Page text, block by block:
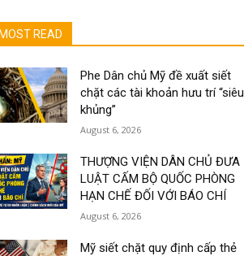
MOST READ
Phe Dân chủ Mỹ đề xuất siết
chặt các tài khoản hưu trí “siêu
khủng”
August 6, 2026
THƯỢNG VIỆN DÂN CHỦ ĐƯA
LUẬT CẤM BỘ QUỐC PHÒNG
HẠN CHẾ ĐỐI VỚI BÁO CHÍ
August 6, 2026
Mỹ siết chặt quy định cấp thẻ